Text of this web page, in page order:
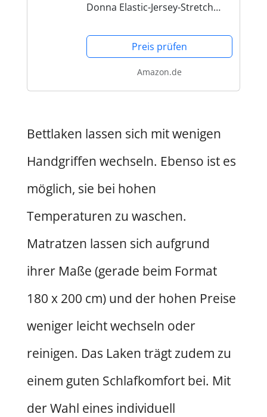
Donna Elastic-Jersey-Stretch
anthrazit Größe 90x190 cm -
100x220 cm
Preis prüfen
Amazon.de
Bettlaken lassen sich mit wenigen
Handgriffen wechseln. Ebenso ist es
möglich, sie bei hohen
Temperaturen zu waschen.
Matratzen lassen sich aufgrund
ihrer Maße (gerade beim Format
180 x 200 cm) und der hohen Preise
weniger leicht wechseln oder
reinigen. Das Laken trägt zudem zu
einem guten Schlafkomfort bei. Mit
der Wahl eines individuell